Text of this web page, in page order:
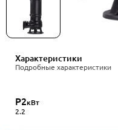
Характеристики
Подробные характеристики
P2кВт
2.2